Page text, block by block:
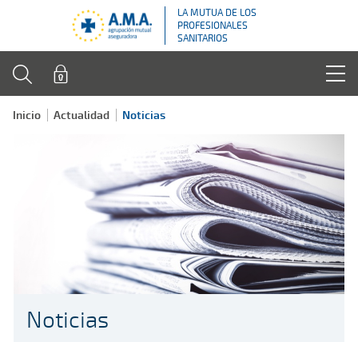
LA MUTUA DE LOS
PROFESIONALES
SANITARIOS
Inicio Actualidad Noticias
Noticias